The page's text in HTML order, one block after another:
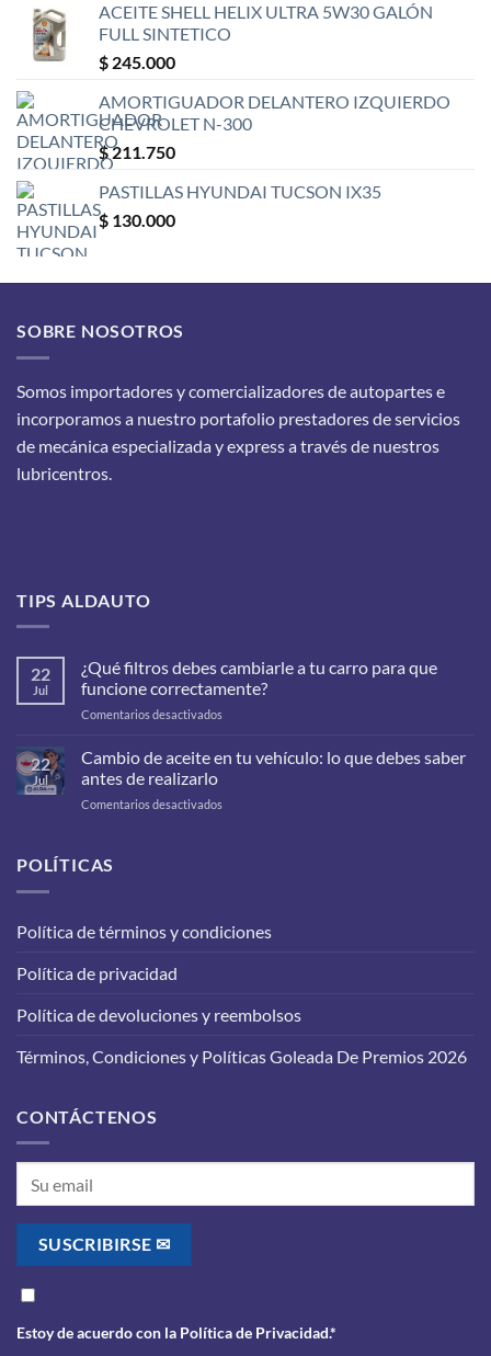
ACEITE SHELL HELIX ULTRA 5W30 GALÓN
FULL SINTETICO
$ 245.000
AMORTIGUADOR DELANTERO IZQUIERDO
CHEVROLET N-300
$211.750
PASTILLAS HYUNDAI TUCSON IX35
$ 130.000
SOBRE NOSOTROS
Somos importadores y comercializadores de autopartes e
incorporamos a nuestro portafolio prestadores de servicios
de mecánica especializada y express a través de nuestros
lubricentros.
TIPS ALDAUTO
22
Jul
¿Qué filtros debes cambiarle a tu carro para que
funcione correctamente?
Comentarios desactivados
filtros
a
22
Jul
Cambio de aceite en tu vehículo: lo que debes saber
antes de realizarlo
Comentarios desactivados
lo
POLÍTICAS
Política de términos y condiciones
Política de privacidad
Política de devoluciones y reembolsos
Términos, Condiciones y Políticas Goleada De Premios 2026
CONTÁCTENOS
Estoy de acuerdo con la Política de Privacidad.*